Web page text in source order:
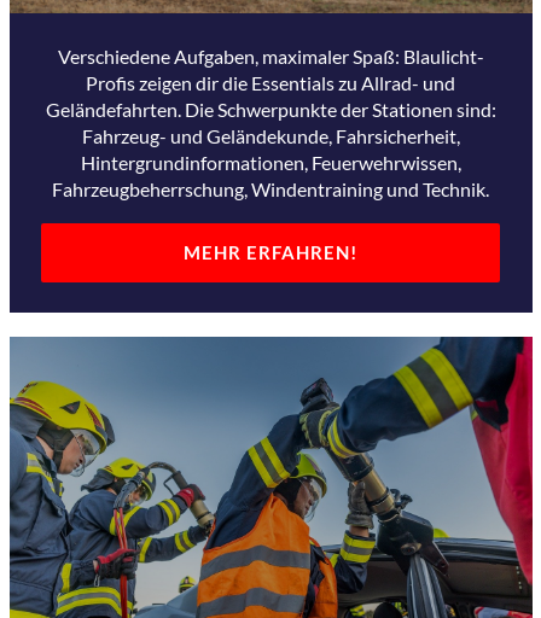
Verschiedene Aufgaben, maximaler Spaß: Blaulicht-
Profis zeigen dir die Essentials zu Allrad- und
Geländefahrten. Die Schwerpunkte der Stationen sind:
Fahrzeug- und Geländekunde, Fahrsicherheit,
Hintergrundinformationen, Feuerwehrwissen,
Fahrzeugbeherrschung, Windentraining und Technik.
MEHR ERFAHREN!